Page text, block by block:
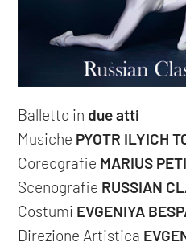
Balletto in due atti
Musiche PYOTR ILYICH
Coreografie MARIUS
Scenografie RUSSIAN
Costumi EVGENIYA
Direzione Artistica